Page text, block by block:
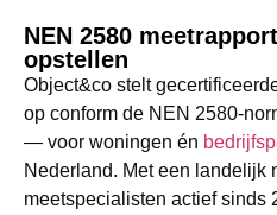
NEN 2580
opstellen
Object&co stelt
op conform de NEN 2580-
— voor woningen én
Nederland. Met een landelijk
meetspecialisten actief sinds